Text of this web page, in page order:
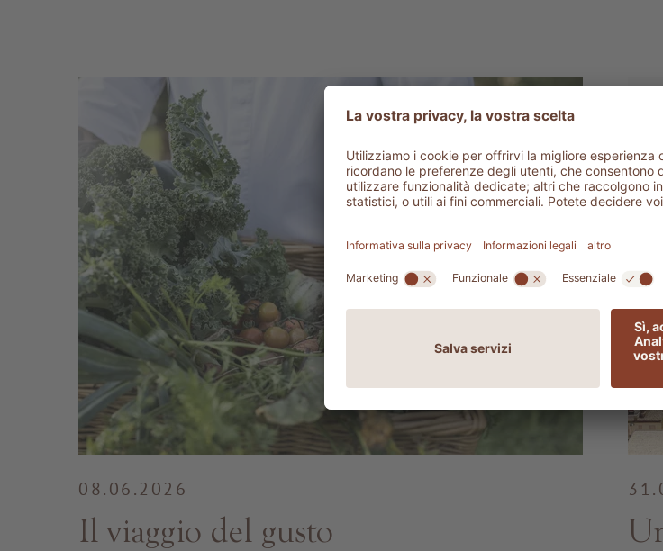
08.06.2026
Il viaggio del gusto